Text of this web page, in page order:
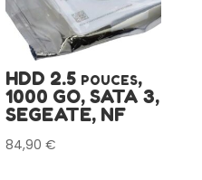
HDD 2.5 pouces,
1000 GO, SATA 3,
SEGEATE, NF
84,90€